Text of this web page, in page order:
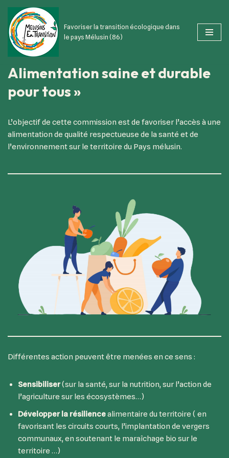
Aller
au
contenu
Favoriser la transition écologique dans
le pays Mélusin (86)
Alimentation saine et durable
pour tous »
L’objectif de cette commission est de favoriser l’accès à une
alimentation de qualité respectueuse de la santé et de
l’environnement sur le territoire du Pays mélusin.
Différentes action peuvent être menées en ce sens :
Sensibiliser(sur la santé, sur la nutrition, sur l’action de
l’agriculture sur les écosystèmes…)
Développer la résiliencealimentaire du territoire ( en
favorisant les circuits courts, l’implantation de vergers
communaux, en soutenant le maraîchage bio sur le
territoire …)